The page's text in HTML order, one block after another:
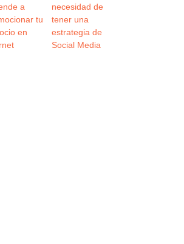
a
tu
en
necesidad de
tener una
estrategia de
Social Media